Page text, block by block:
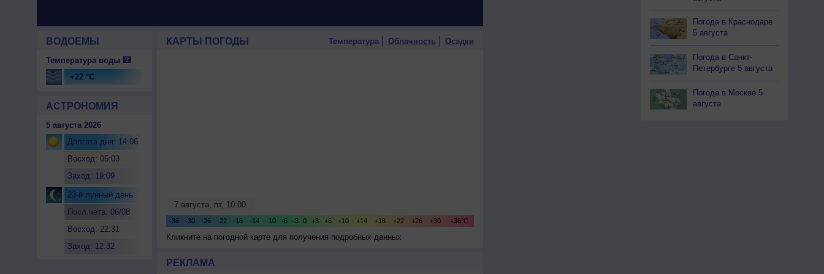
ВОДОЕМЫ
Температура воды
+22 °C
АСТРОНОМИЯ
5 августа 2026
Долгота дня: 14:06
Восход: 05:03
Заход: 19:09
23-й лунный день
Посл.четв. 06/08
Восход: 22:31
Заход: 12:32
КАРТЫ ПОГОДЫ Температура Облачность Осадки
Кликните на погодной карте для получения подробных данных
РЕКЛАМА
Погода в Краснодаре
5 августа
Погода в Санкт-
Петербурге 5 августа
Погода в Москве 5
августа